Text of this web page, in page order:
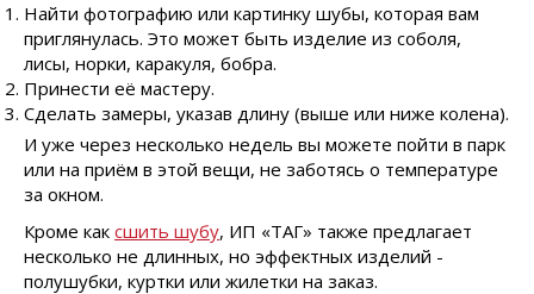
Найти фотографию или картинку шубы, которая вам
приглянулась. Это может быть изделие из соболя,
лисы, норки, каракуля, бобра.
Принести её мастеру.
Сделать замеры, указав длину (выше или ниже колена).
И уже через несколько недель вы можете пойти в парк
или на приём в этой вещи, не заботясь о температуре
за окном.
Кроме как сшить шубу, ИП «ТАГ» также предлагает
несколько не длинных, но эффектных изделий -
полушубки, куртки или жилетки на заказ.